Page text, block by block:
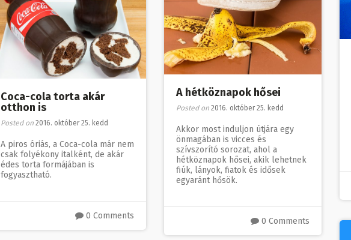
A hétköznapok hősei
Posted on 2016. október 25. kedd
Akkor most induljon útjára egy
önmagában is vicces és
szívszorító sorozat, ahol a
hétköznapok hősei, akik lehetnek
fiúk, lányok, fiatok és idősek
egyaránt hősök.
0 Comments
Coca-cola torta akár
otthon is
Posted on 2016. október 25. kedd
A piros óriás, a Coca-cola már nem
csak folyékony italként, de akár
édes torta formájában is
fogyasztható.
0 Comments